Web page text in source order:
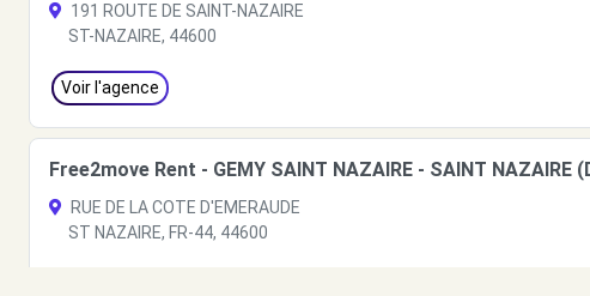
191 ROUTE DE SAINT-NAZAIRE
ST-NAZAIRE, 44600
Voir l'agence
Free2move Rent - GEMY SAINT NAZAIRE - SAINT NAZAIRE
RUE DE LA COTE D'EMERAUDE
ST NAZAIRE, FR-44, 44600